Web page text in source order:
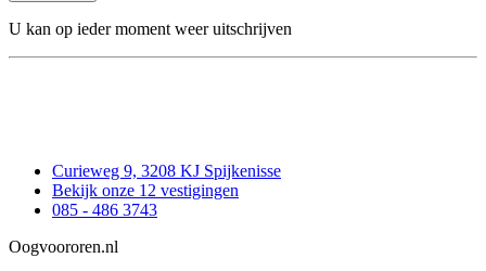
U kan op ieder moment weer uitschrijven
Curieweg 9, 3208 KJ Spijkenisse
Bekijk onze 12 vestigingen
085 - 486 3743
Oogvoororen.nl